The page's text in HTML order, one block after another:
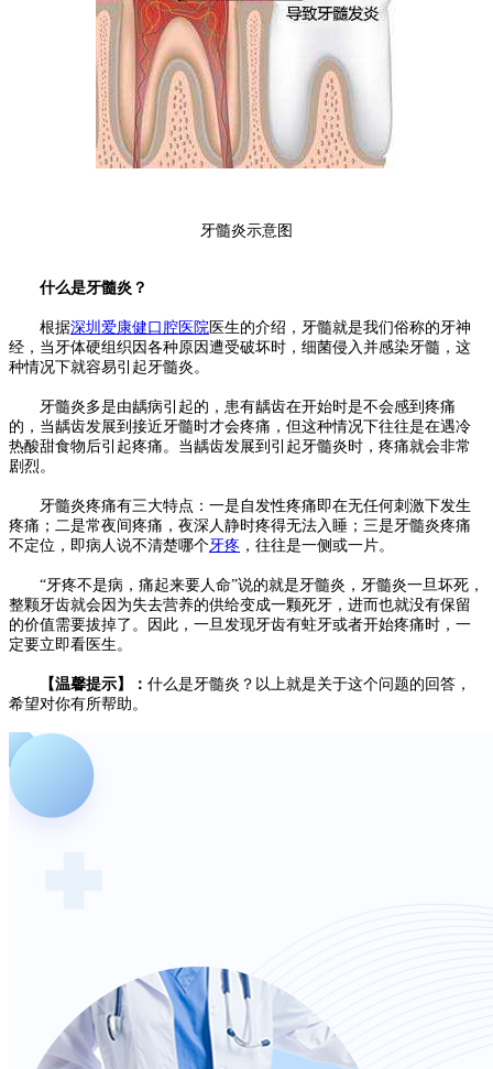
牙髓炎示意图
什么是牙髓炎？
根据深圳爱康健口腔医院 医生的介绍，牙髓就是我们俗称的牙神
经，当牙体硬组织因各种原因遭受破坏时，细菌侵入并感染牙髓，这
种情况下就容易引起牙髓炎。
牙髓炎多是由龋病引起的，患有龋齿在开始时是不会感到疼痛
的，当龋齿发展到接近牙髓时才会疼痛，但这种情况下往往是在遇冷
热酸甜食物后引起疼痛。当龋齿发展到引起牙髓炎时，疼痛就会非常
剧烈。
牙髓炎疼痛有三大特点：一是自发性疼痛即在无任何刺激下发生
疼痛；二是常夜间疼痛，夜深人静时疼得无法入睡；三是牙髓炎疼痛
不定位，即病人说不清楚哪个牙疼 ，往往是一侧或一片。
“牙疼不是病，痛起来要人命”说的就是牙髓炎，牙髓炎一旦坏死，
整颗牙齿就会因为失去营养的供给变成一颗死牙，进而也就没有保留
的价值需要拔掉了。因此，一旦发现牙齿有蛀牙或者开始疼痛时，一
定要立即看医生。
【温馨提示】： 什么是牙髓炎？以上就是关于这个问题的回答，
希望对你有所帮助。